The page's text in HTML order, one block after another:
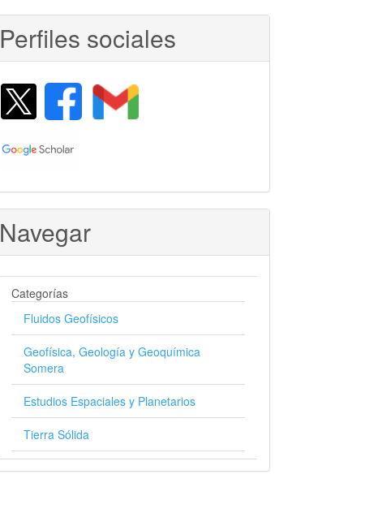
Perfiles sociales
Navegar
Categorías
Fluidos Geofísicos
Geofísica, Geología y Geoquímica
Somera
Estudios Espaciales y Planetarios
Tierra Sólida